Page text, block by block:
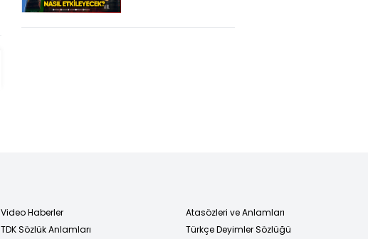
Vuracak?
Video Haberler
TDK Sözlük Anlamları
Atasözleri ve Anlamları
Türkçe Deyimler Sözlüğü